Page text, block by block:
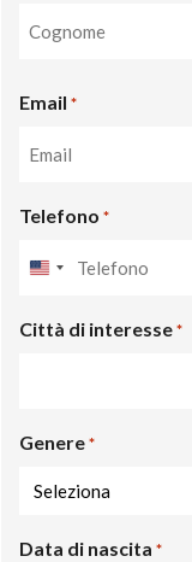
Email *
Telefono *
United
+1
Città di interesse *
Genere *
Data di nascita *